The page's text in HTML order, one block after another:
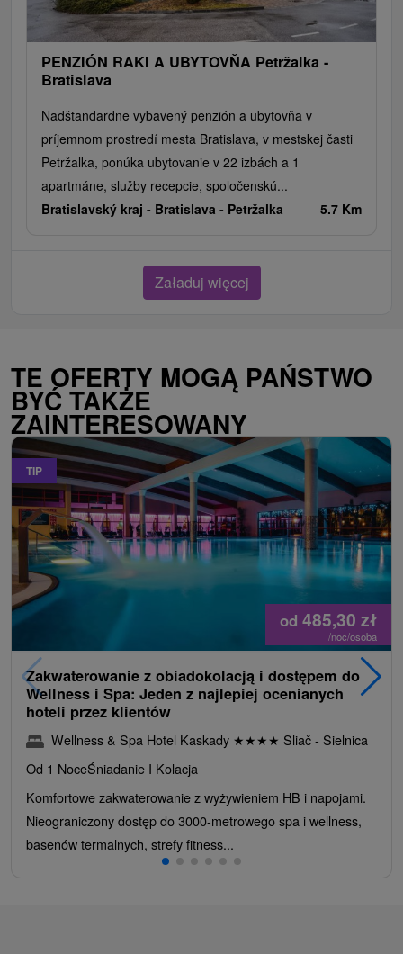
PENZIÓN RAKI A UBYTOVŇA Petržalka -
Bratislava
Nadštandardne vybavený penzión a ubytovňa v
príjemnom prostredí mesta Bratislava, v mestskej časti
Petržalka, ponúka ubytovanie v 22 izbách a 1
apartmáne, služby recepcie, spoločenskú...
Bratislavský kraj - Bratislava - Petržalka 5.7 Km
Załaduj więcej
TE OFERTY MOGĄ PAŃSTWO
BYĆ TAKŻE
ZAINTERESOWANY
TIP
od 485,30 zł
/noc/osoba
Zakwaterowanie z obiadokolacją i dostępem do
Wellness i Spa: Jeden z najlepiej ocenianych
hoteli przez klientów
Wellness & Spa Hotel Kaskady ★★★★ Sliač - Sielnica
Od 1 NoceŚniadanie I Kolacja
Komfortowe zakwaterowanie z wyżywieniem HB i napojami.
Nieograniczony dostęp do 3000-metrowego spa i wellness,
basenów termalnych, strefy fitness...